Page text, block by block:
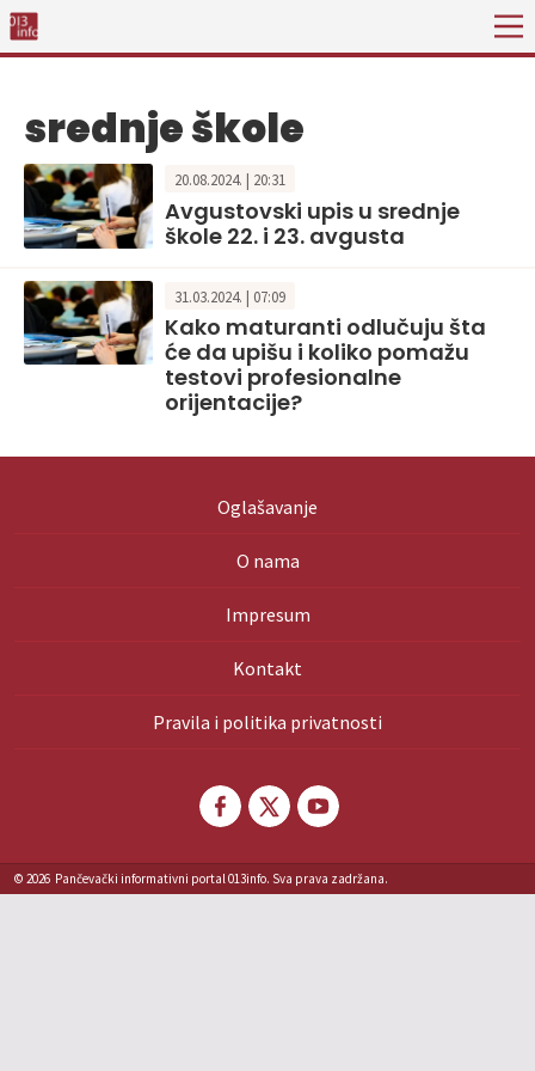
srednje škole
20.08.2024. | 20:31
Avgustovski upis u srednje
škole 22. i 23. avgusta
31.03.2024. | 07:09
Kako maturanti odlučuju šta
će da upišu i koliko pomažu
testovi profesionalne
orijentacije?
Oglašavanje
O nama
Impresum
Kontakt
Pravila i politika privatnosti
© 2026 Pančevački informativni portal 013info. Sva prava zadržana.